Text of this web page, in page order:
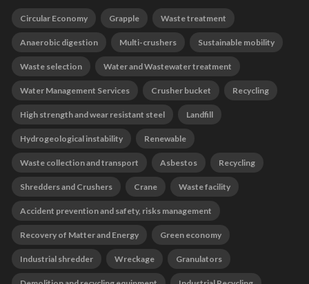
Circular Economy Grapple Waste treatment
Anaerobic digestion Multi-crushers Sustainable mobility
Waste selection Water and Wastewater treatment
Water Management Services Crusher bucket Recycling
High strength and wear resistant steel Landfill
Hydrogeological instability Renewable
Waste collection and transport Asbestos Recycling
Shredders and Crushers Crane Waste facility
Accident prevention and safety, risks management
Recovery of Matter and Energy Green economy
Industrial shredder Wreckage Granulators